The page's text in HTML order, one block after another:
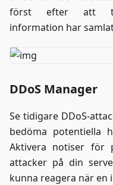
först efter att
information har
DDoS Manager
Se tidigare DDoS-
bedöma potentiella
Aktivera notiser för
attacker på din
kunna reagera när en